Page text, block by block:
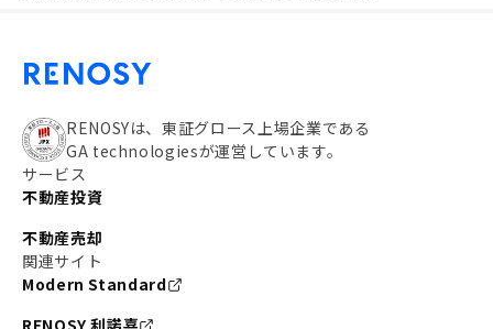
RENOSYは、東証グロース上場企業である
GA technologiesが運営しています。
サービス
不動産投資
不動産売却
関連サイト
Modern Standard
RENOSY 利諾喜